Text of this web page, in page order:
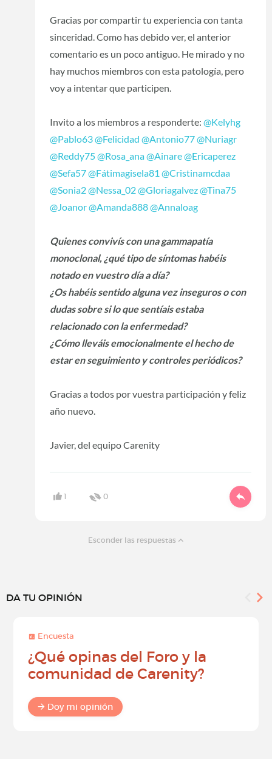
Gracias por compartir tu experiencia con tanta
sinceridad. Como has debido ver, el anterior
comentario es un poco antiguo. He mirado y no
hay muchos miembros con esta patología, pero
voy a intentar que participen.
Invito a los miembros a responderte: @Kelyhg
@Pablo63@Felicidad @Antonio77@Nuriagr
@Reddy75@Rosa_ana@Ainare@Ericaperez
@Sefa57@Fátimagisela81 @Cristinamcdaa
@Sonia2@Nessa_02@Gloriagalvez@Tina75
@Joanor@Amanda888@Annaloag
Quienes convivís con una gammapatía
monoclonal, ¿qué tipo de síntomas habéis
notado en vuestro día a día?
¿Os habéis sentido alguna vez inseguros o con
dudas sobre si lo que sentíais estaba
relacionado con la enfermedad?
¿Cómo lleváis emocionalmente el hecho de
estar en seguimiento y controles periódicos?
Gracias a todos por vuestra participación y feliz
año nuevo.
Javier, del equipo Carenity
1 0
Esconder las respuestas
DA TU OPINIÓN
Encuesta
¿Qué opinas del Foro y la
comunidad de Carenity?
Doy mi opinión